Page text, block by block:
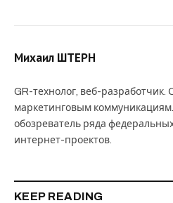
Михаил ШТЕРН
GR-технолог, веб-разработчик.
маркетинговым
обозреватель ряда
интернет-проектов.
KEEP READING